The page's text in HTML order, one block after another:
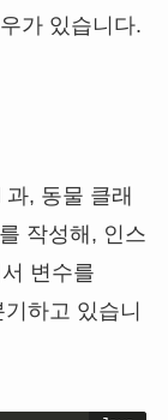
가 있습니다.
, 동물 클래
작성해, 인스
변수를
하고 있습니